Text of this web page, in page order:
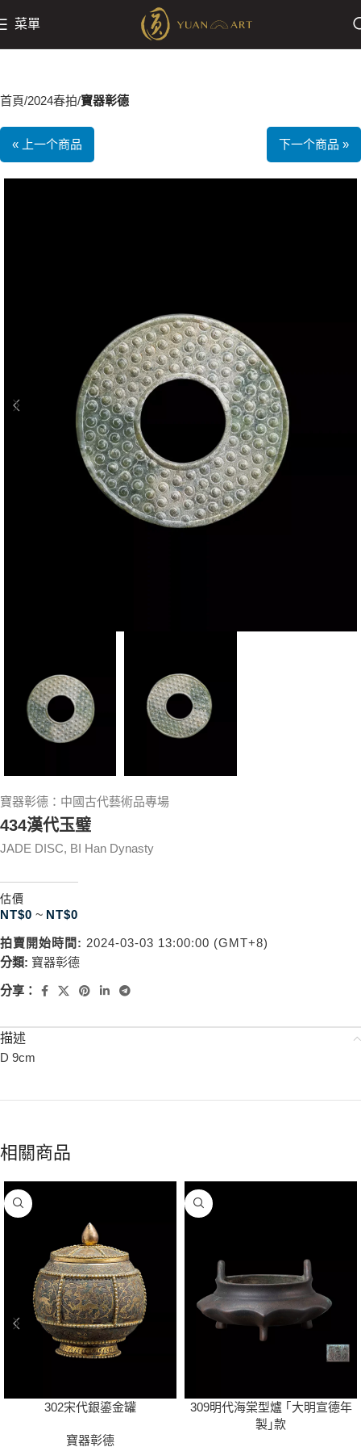
菜單
首頁 2024春拍 寶器彰德
« 上一个商品 下一个商品 »
寶器彰德：中國古代藝術品專場
434漢代玉璧
JADE DISC, BI Han Dynasty
估價
NT$0 ~ NT$0
拍賣開始時間: 2024-03-03 13:00:00 (GMT+8)
分類: 寶器彰德
分享：
描述
D 9cm
相關商品
302宋代銀鎏金罐
寶器彰德
309明代海棠型爐 ｢大明宣德年
製｣款